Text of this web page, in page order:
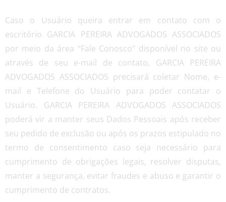
Caso o Usuário queira entrar em contato com o
escritório GARCIA PEREIRA ADVOGADOS ASSOCIADOS
por meio da área “Fale Conosco” disponível no site ou
através de seu e-mail de contato, GARCIA PEREIRA
ADVOGADOS ASSOCIADOS precisará coletar Nome, e-
mail e Telefone do Usuário para poder contatar o
Usuário. GARCIA PEREIRA ADVOGADOS ASSOCIADOS
poderá vir a manter seus Dados Pessoais após receber
seu pedido de exclusão ou após os prazos estipulado no
termo de consentimento caso seja necessário para
cumprimento de obrigações legais, resolver disputas,
manter a segurança, evitar fraudes e abuso e garantir o
cumprimento de contratos.